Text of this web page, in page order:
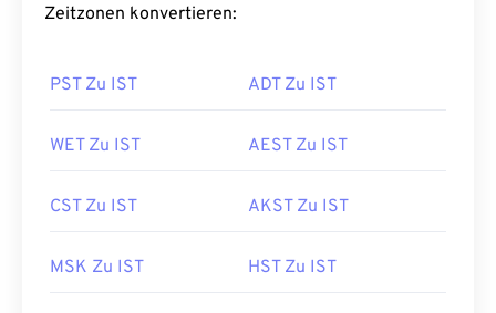
Zeitzonen konvertieren:
PST Zu IST ADT Zu IST
WET Zu IST AEST Zu IST
CST Zu IST AKST Zu IST
MSK Zu IST HST Zu IST